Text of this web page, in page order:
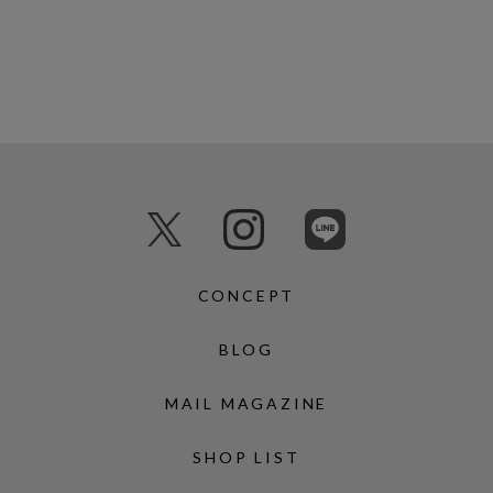
CONCEPT
BLOG
MAIL MAGAZINE
SHOP LIST